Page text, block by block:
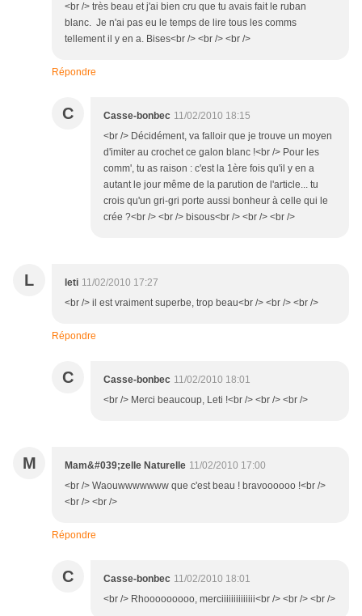
<br /> très beau et j'ai bien cru que tu avais fait le ruban
blanc. Je n'ai pas eu le temps de lire tous les comms
tellement il y en a. Bises<br /> <br /> <br />
Répondre
C Casse-bonbec 11/02/2010 18:15
<br /> Décidément, va falloir que je trouve un moyen
d'imiter au crochet ce galon blanc !<br /> Pour les
comm', tu as raison : c'est la 1ère fois qu'il y en a
autant le jour même de la parution de l'article... tu
crois qu'un gri-gri porte aussi bonheur à celle qui le
crée ?<br /> <br /> bisous<br /> <br /> <br />
L leti 11/02/2010 17:27
<br /> il est vraiment superbe, trop beau<br /> <br /> <br />
Répondre
C Casse-bonbec 11/02/2010 18:01
<br /> Merci beaucoup, Leti !<br /> <br /> <br />
M Mam&#039;zelle Naturelle 11/02/2010 17:00
<br /> Waouwwwwwww que c'est beau ! bravoooooo !<br />
<br /> <br />
Répondre
C Casse-bonbec 11/02/2010 18:01
<br /> Rhooooooooo, merciiiiiiiiiiiiii<br /> <br /> <br />